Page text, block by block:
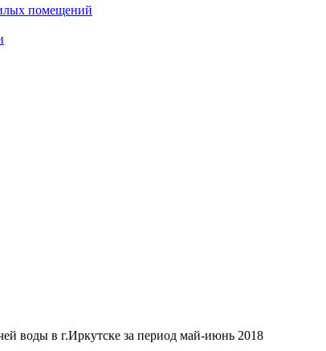
помещений
воды в г.Иркутске за период май-июнь 2018